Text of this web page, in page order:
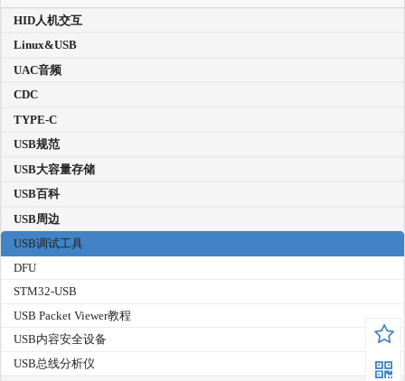
HID人机交互
Linux&USB
UAC音频
CDC
TYPE-C
USB规范
USB大容量存储
USB百科
USB周边
USB调试工具
DFU
STM32-USB
USB Packet Viewer教程
USB内容安全设备
USB总线分析仪